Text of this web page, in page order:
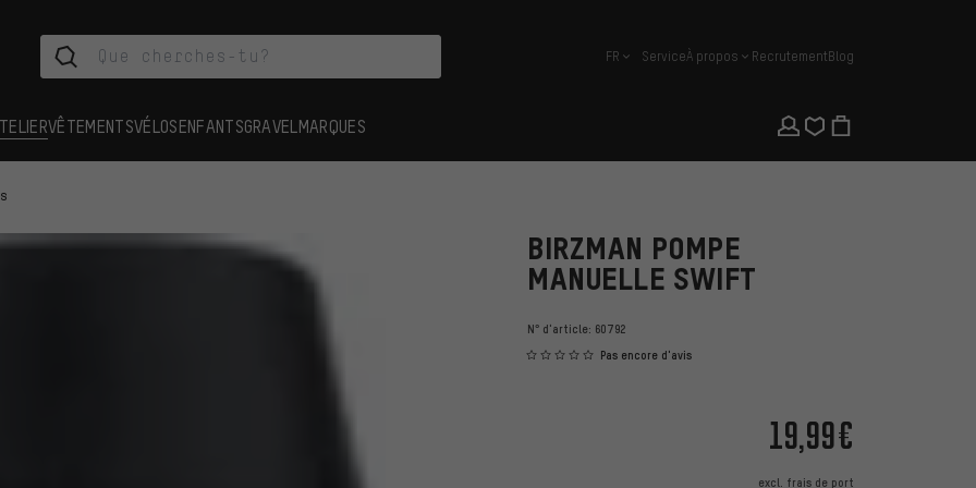
français
FR ServiceÀ propos RecrutementBlog
VÊTEMENTSVÉLOSENFANTSGRAVEL MARQUES
BIRZMAN POMPE
MANUELLE SWIFT
N° d'article: 60792
Pas encore d'avis
19,99€
excl. frais de port